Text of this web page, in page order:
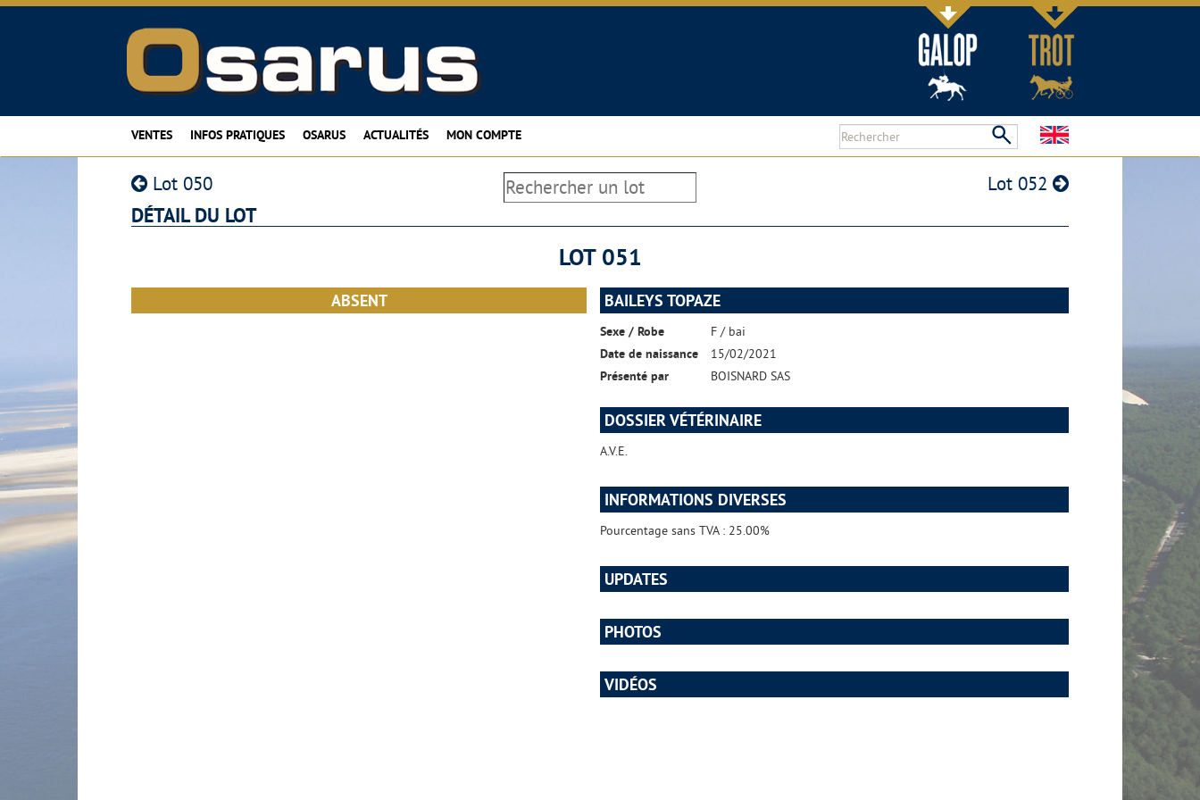
VENTES INFOS PRATIQUES OSARUS ACTUALITÉS MON COMPTE
Lot 050 Lot 052
DÉTAIL DU LOT
LOT 051
ABSENT BAILEYS TOPAZE
Sexe / Robe
F / bai
Date de naissance
15/02/2021
Présenté par
BOISNARD SAS
DOSSIER VÉTÉRINAIRE
A.V.E.
INFORMATIONS DIVERSES
Pourcentage sans TVA : 25.00%
UPDATES
PHOTOS
VIDÉOS